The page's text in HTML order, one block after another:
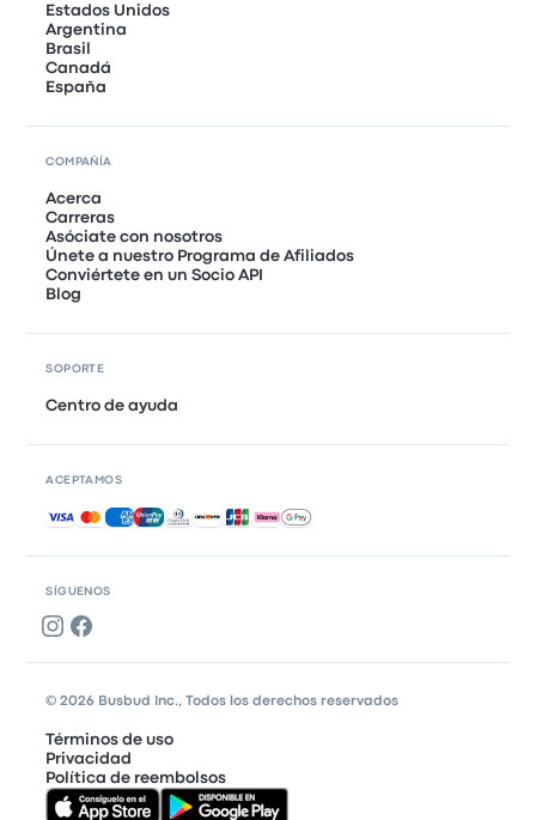
SÍGUENOS
Estados Unidos
Argentina
Brasil
Canadá
España
COMPAÑÍA
Acerca
Carreras
Asóciate con nosotros
Únete a nuestro Programa de Afiliados
Conviértete en un Socio API
Blog
SOPORTE
Centro de ayuda
ACEPTAMOS
Pagos aceptados
© 2026 Busbud Inc., Todos los derechos reservados
Términos de uso
Privacidad
Política de reembolsos